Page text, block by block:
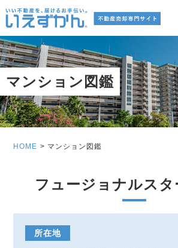
マンション図鑑
HOME マンション図鑑
フュージョナルスタ
所在地